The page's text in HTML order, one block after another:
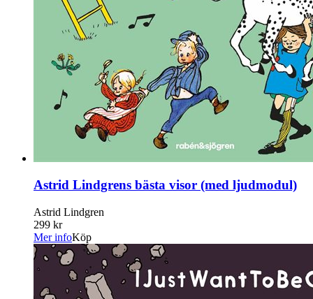
Astrid Lindgrens bästa visor (med ljudmodul)
Astrid Lindgren
299 kr
Mer infoKöp